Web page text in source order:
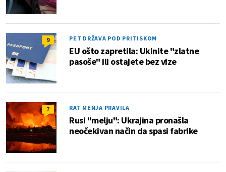
9 PET DRŽAVA POD PRITISKOM
EU ošto zapretila: Ukinite "zlatne
pasoše" ili ostajete bez vize
7 RAT MENJA PRAVILA
Rusi "melju": Ukrajina pronašla
neočekivan način da spasi fabrike